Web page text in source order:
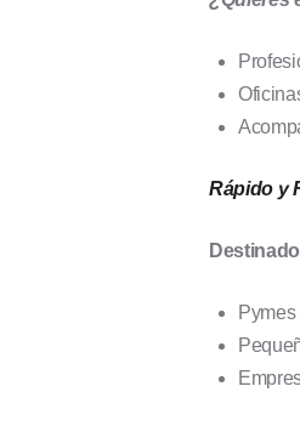
Rápido y